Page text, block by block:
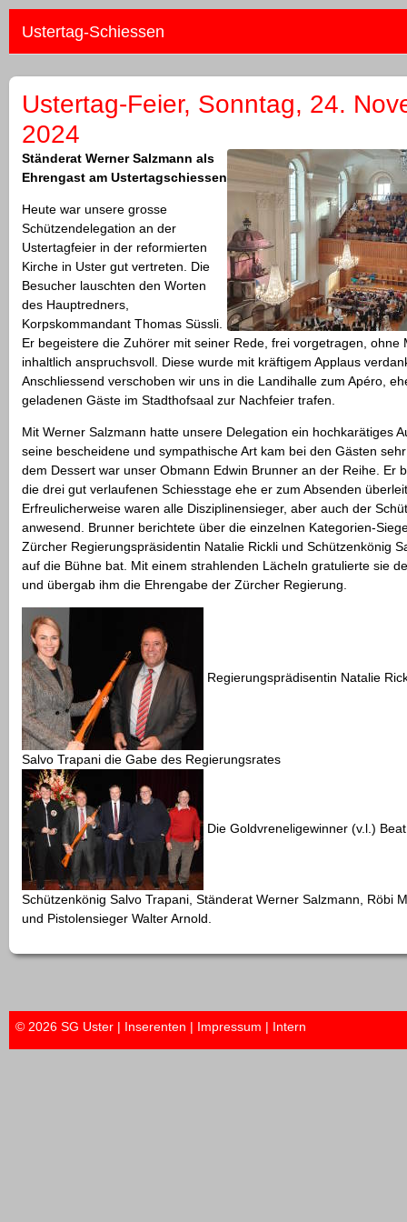
Ustertag-Schiessen
Ustertag-Feier, Sonntag, 24.
2024
Ständerat Werner Salzmann als
Ehrengast am Ustertagschiessen
Heute war unsere grosse
Schützendelegation an der
Ustertagfeier in der reformierten
Kirche in Uster gut vertreten. Die
Besucher lauschten den Worten
des Hauptredners,
Korpskommandant Thomas Süssli.
Er begeistere die Zuhörer mit seiner Rede, frei vorgetragen, ohne
inhaltlich anspruchsvoll. Diese wurde mit kräftigem Applaus
Anschliessend verschoben wir uns in die Landihalle zum Apéro,
geladenen Gäste im Stadthofsaal zur Nachfeier trafen.
Mit Werner Salzmann hatte unsere Delegation ein hochkarätiges
seine bescheidene und sympathische Art kam bei den Gästen
dem Dessert war unser Obmann Edwin Brunner an der Reihe. Er
die drei gut verlaufenen Schiesstage ehe er zum Absenden
Erfreulicherweise waren alle Disziplinensieger, aber auch der
anwesend. Brunner berichtete über die einzelnen Kategorien-
Zürcher Regierungspräsidentin Natalie Rickli und Schützenkönig
auf die Bühne bat. Mit einem strahlenden Lächeln gratulierte sie
und übergab ihm die Ehrengabe der Zürcher Regierung.
Regierungsprädisentin Natalie
Salvo Trapani die Gabe des Regierungsrates
Die Goldvreneligewinner (v.l.)
Schützenkönig Salvo Trapani, Ständerat Werner Salzmann, Röbi
und Pistolensieger Walter Arnold.
© 2026 SG Uster | Inserenten | Impressum | Intern